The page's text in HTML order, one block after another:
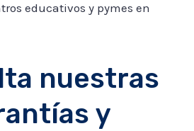
educativos y pymes en
nuestras
y